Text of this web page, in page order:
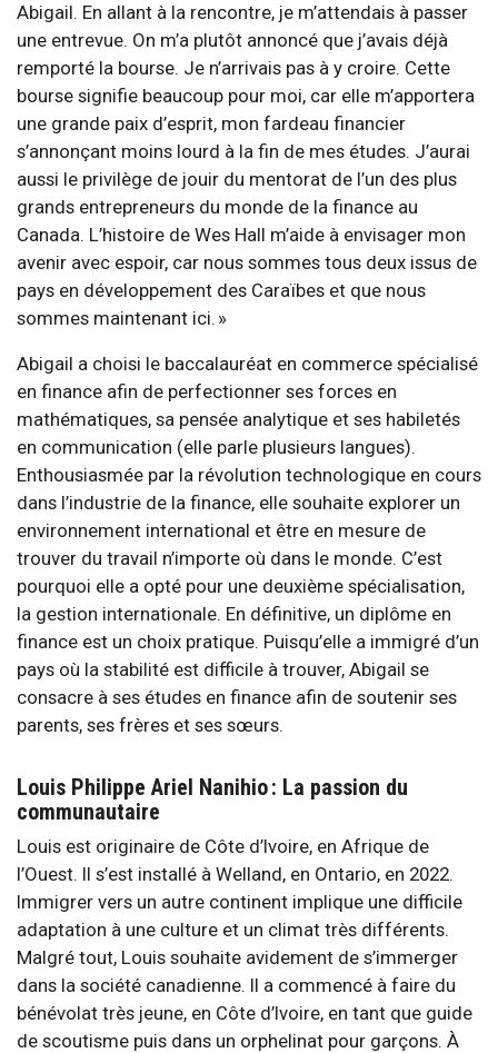
Abigail. En allant à la rencontre, je m’attendais à passer
une entrevue. On m’a plutôt annoncé que j’avais déjà
remporté la bourse. Je n’arrivais pas à y croire. Cette
bourse signifie beaucoup pour moi, car elle m’apportera
une grande paix d’esprit, mon fardeau financier
s’annonçant moins lourd à la fin de mes études. J’aurai
aussi le privilège de jouir du mentorat de l’un des plus
grands entrepreneurs du monde de la finance au
Canada. L’histoire de Wes Hall m’aide à envisager mon
avenir avec espoir, car nous sommes tous deux issus de
pays en développement des Caraïbes et que nous
sommes maintenant ici. »
Abigail a choisi le baccalauréat en commerce spécialisé
en finance afin de perfectionner ses forces en
mathématiques, sa pensée analytique et ses habiletés
en communication (elle parle plusieurs langues).
Enthousiasmée par la révolution technologique en cours
dans l’industrie de la finance, elle souhaite explorer un
environnement international et être en mesure de
trouver du travail n’importe où dans le monde. C’est
pourquoi elle a opté pour une deuxième spécialisation,
la gestion internationale. En définitive, un diplôme en
finance est un choix pratique. Puisqu’elle a immigré d’un
pays où la stabilité est difficile à trouver, Abigail se
consacre à ses études en finance afin de soutenir ses
parents, ses frères et ses sœurs.
Louis Philippe Ariel Nanihio : La passion du
communautaire
Louis est originaire de Côte d’Ivoire, en Afrique de
l’Ouest. Il s’est installé à Welland, en Ontario, en 2022.
Immigrer vers un autre continent implique une difficile
adaptation à une culture et un climat très différents.
Malgré tout, Louis souhaite avidement de s’immerger
dans la société canadienne. Il a commencé à faire du
bénévolat très jeune, en Côte d’Ivoire, en tant que guide
de scoutisme puis dans un orphelinat pour garçons. À